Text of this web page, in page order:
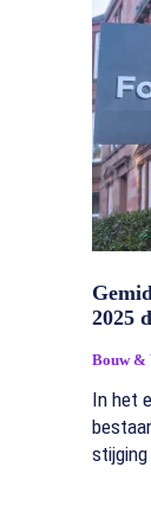
2025
Bouw &
In het